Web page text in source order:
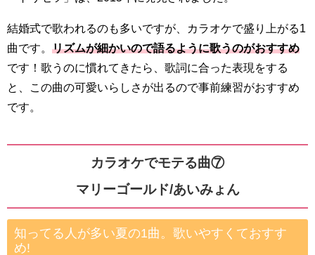
結婚式で歌われるのも多いですが、カラオケで盛り上がる1
曲です。 リズムが細かいので語るように歌うのがおすすめ
です！歌うのに慣れてきたら、歌詞に合った表現をする
と、この曲の可愛いらしさが出るので事前練習がおすすめ
です。
カラオケでモテる曲⑦
マリーゴールド/あいみょん
知ってる人が多い夏の1曲。歌いやすくておすす
め!